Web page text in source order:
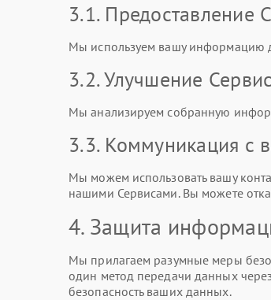
3.1. Предоставление
Мы используем вашу информацию
3.2. Улучшение
Мы анализируем собранную
3.3. Коммуникация с
Мы можем использовать вашу
нашими Сервисами. Вы можете
4. Защита
Мы прилагаем разумные меры
один метод передачи данных
безопасность ваших данных.